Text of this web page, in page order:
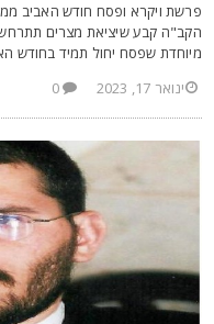
ויקרא ופסח חודש האביב
קבע שיציאת מצרים תתרחש
שפסח יחול תמיד בחודש
ינואר 17, 2023
0